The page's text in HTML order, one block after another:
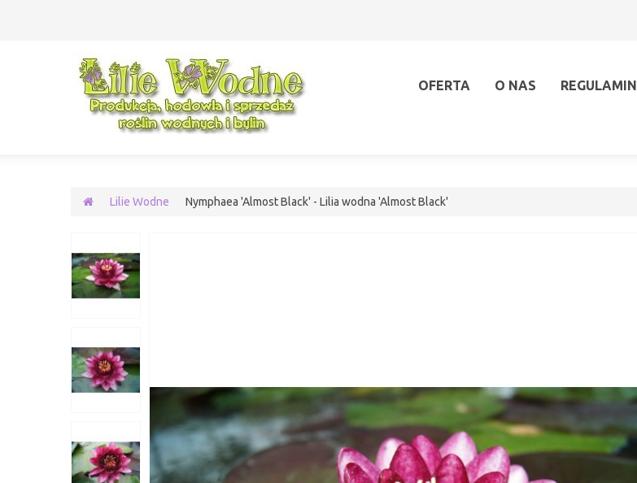
OFERTA O NAS REGULAMIN
Lilie Wodne Nymphaea 'Almost Black' - Lilia wodna 'Almost Black'